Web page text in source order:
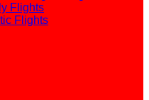
Flights
Flights